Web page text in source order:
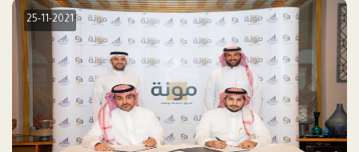
25-11-2021